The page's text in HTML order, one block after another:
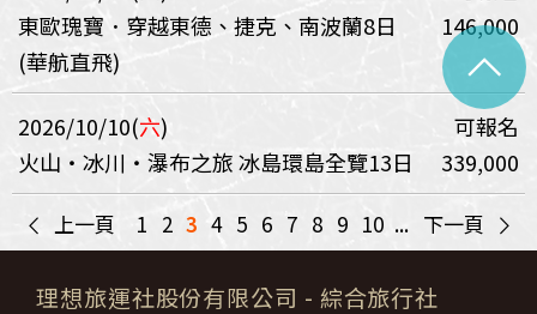
東歐瑰寶．穿越東德、捷克、南波蘭8日
(華航直飛)
146,000
2026/10/10(六)
可報名
火山‧冰川‧瀑布之旅 冰島環島全覽13日
339,000
< 上一頁 1 2 3 4 5 6 7 8 9 10 ... 下一頁 >
理想旅運社股份有限公司 - 綜合旅行社
^